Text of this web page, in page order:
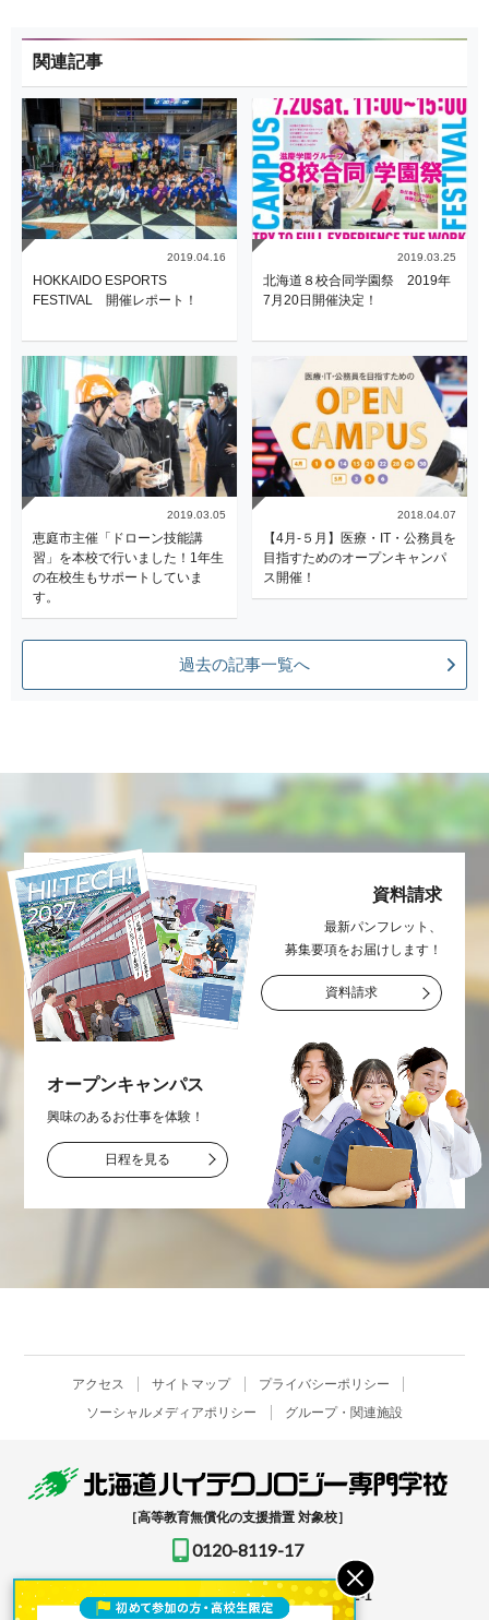
関連記事
2019.04.16
HOKKAIDO ESPORTS
FESTIVAL 開催レポート！
2019.03.25
北海道８校合同学園祭 2019年
7月20日開催決定！
2019.03.05
恵庭市主催「ドローン技能講
習」を本校で行いました！1年生
の在校生もサポートしていま
す。
2018.04.07
【4月-５月】医療・IT・公務員を
目指すためのオープンキャンパ
ス開催！
過去の記事一覧へ
資料請求
最新パンフレット、
募集要項をお届け します！
資料請求
オープンキャンパス
興味のあるお仕事を体験！
日程を見る
アクセス サイトマップ
プライバシーポリシー
ソーシャルメディアポリシー
グループ・関連施設
［高等教育無償化の支援措置 対象校］
0120-8119-17
〒061-1396北海道恵庭市恵み野北2-12-1